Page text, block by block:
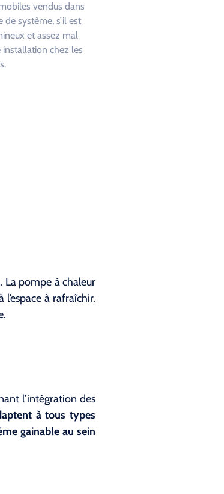
vendus dans
de système, s’il est
et assez mal
installation chez les
La pompe à chaleur
à rafraîchir.
l’intégration des
à tous types
gainable au sein